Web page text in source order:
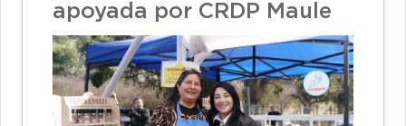
apoyada por CRDP Maule